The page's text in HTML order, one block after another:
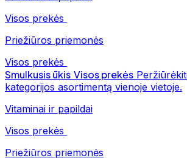
Visos prekės
Priežiūros priemonės
Visos prekės
Smulkusis ūkis Visos prekės
kategorijos asortimentą vienoje vietoje.
Vitaminai ir papildai
Visos prekės
Priežiūros priemonės